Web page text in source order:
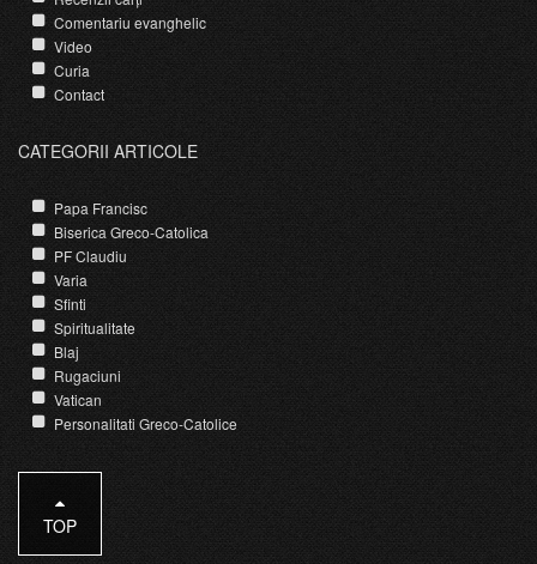
Comentariu evanghelic
Video
Curia
Contact
CATEGORII ARTICOLE
Papa Francisc
Biserica Greco-Catolica
PF Claudiu
Varia
Sfinti
Spiritualitate
Blaj
Rugaciuni
Vatican
Personalitati Greco-Catolice
TOP